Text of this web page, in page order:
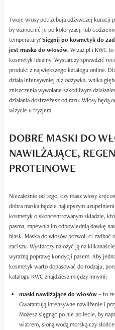
Twoje włosy potrzebują odżywczej kuracji
by wzmocnić je po koloryzacji lub
temperatury?Sięgnij po kosmetyk do
jest maska do włosów.Wizaż.pl i KWC
kosmetyk idealny. Wystarczy sprawdzić
produkt z największego katalogu online.
działa intensywniej niż odżywka, wnika
zniszczenia wywołane szkodliwym
działania dostrzeżesz od razu. Włosy
wizycie u fryzjera.
DOBRE MASKI DO
NAWILŻAJĄCE,
PROTEINOWE
Niezależnie od tego, czy masz włosy
dobra maska będzie najlepszym
kosmetyk o skoncentrowanym składzie,
pasma, zapewnia im odpowiednią dawkę
blask. Maska do włosów pozwoli ci
zaciszu. Wystarczy nałożyć ją na
wyraźną poprawę kondycji pasem. Aby
kosmetyk warto dopasować do rodzaju,
katalogu KWC znajdziesz między innymi:
maski nawilżające do włosów– to
Gwarantują intensywne nawilżenie i
Możesz sięgnąć po nie po lecie, by
wiatrem, słoną wodą morską czy